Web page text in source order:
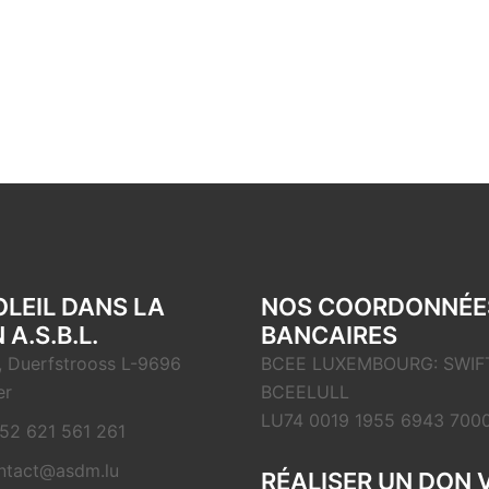
DANS LA
A.S.B.L.
Duerfstrooss L-9696
621 561 261
NOS
BANCAIRES
BCEE LUXEMBOURG:
BCEELULL
LU74 0019 1955 6943
RÉALISER UN DON